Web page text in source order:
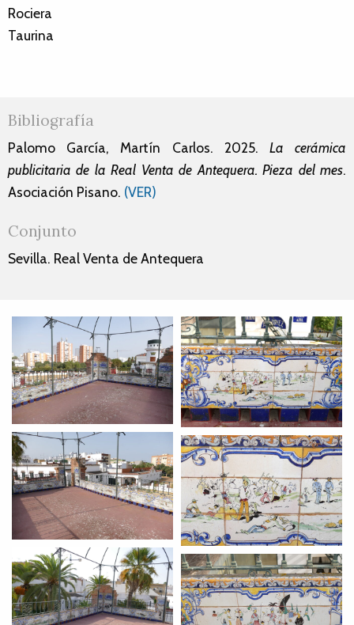
Rociera
Taurina
Bibliografía
Palomo García, Martín Carlos. 2025. La cerámica
publicitaria de la Real Venta de Antequera. Pieza del mes.
Asociación Pisano. (VER)
Conjunto
Sevilla. Real Venta de Antequera